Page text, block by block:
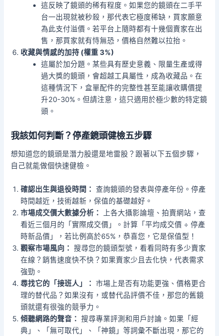
這反映了鏡頭的稀有程度。如果您的鏡頭在二手平
台一出現就被秒殺，那代表它極度稀缺，買家願意
為此支付溢價。若平台上隨時都有十幾個賣家在出
售，那買家就有恃無恐，價格自然難以拉抬。
收藏與情感的加持 (權重 3%)
這屬於加分題。某些具有歷史意義、限量生產或得
過大獎的鏡頭，會超越工具屬性，成為收藏品。在
這種情況下，盒單配件的完整性甚至能讓收購價提
升20-30%。但請注意，這只適用於極少數的特定鏡
頭。
我該如何判斷？停產鏡頭健檢五步驟
想知道您的鏡頭是潛力股還是地雷股？跟著以下五個步驟，
自己就能做個快速健檢。
確認出生與退役時間： 查詢鏡頭的發表與停產年份。停產
時間越近，技術越新，保值的基礎越好。
市場成交價大數據分析：
上各大攝影論壇、拍賣網站，查
看近三個月的「實際成交價」。計算「平均成交價 ÷ 停產
時新品價」，若比例高於65%，恭喜您，它是保值型！
觀察市場風向： 搜尋您的鏡頭型號，看看同時有多少賣家
在線？銷售速度快不快？如果賣家少且去化快，代表需求
強勁。
尋找它的「接班人」： 市場上是否有功能更強、價格更合
理的替代品？如果沒有，或替代品評價不佳，那您的舊鏡
頭就還有很強的競爭力。
傾聽網路的聲音： 搜尋專業評測和用戶討論。如果「經
典」、「無可取代」、「神鏡」等詞彙不斷出現，那它的